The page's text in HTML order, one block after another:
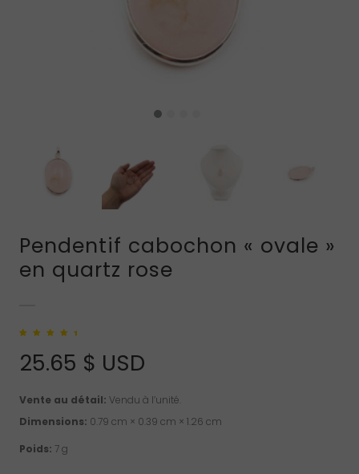
Pendentif cabochon « ovale »
en quartz rose
notation client
25.65 $ USD
Vente au détail: Vendu à l’unité.
Dimensions: 0.79 cm × 0.39 cm × 1.26 cm
Poids: 7 g